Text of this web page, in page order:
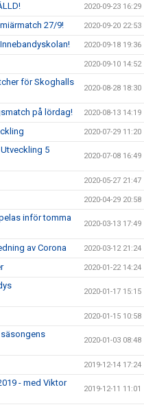
2020-09-23 16:29
27/9! 2020-09-20 22:53
2020-09-18 19:36
2020-09-10 14:52
för Skoghalls
2020-08-28 18:30
på lördag! 2020-08-13 14:19
2020-07-29 11:20
5
2020-07-08 16:49
2020-05-27 21:47
2020-04-29 20:58
inför tomma
2020-03-13 17:49
av Corona 2020-03-12 21:24
2020-01-22 14:24
2020-01-17 15:15
2020-01-15 10:58
2020-01-03 08:48
2019-12-14 17:24
- med Viktor
2019-12-11 11:01